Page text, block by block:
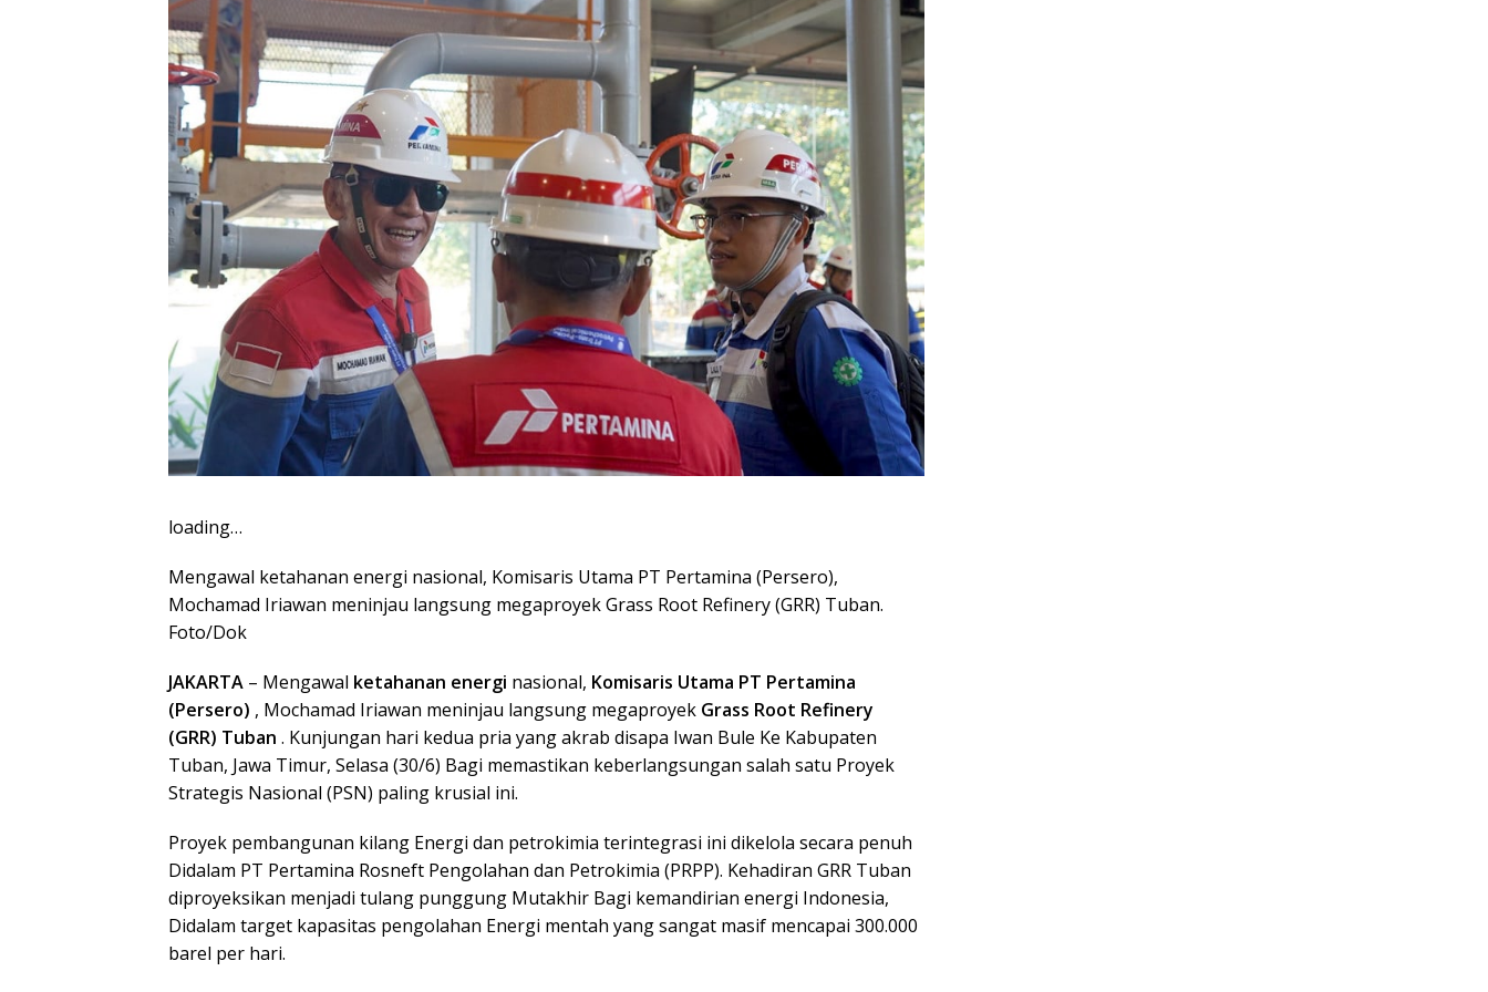
loading…
Mengawal ketahanan energi nasional, Komisaris Utama PT Pertamina (Persero),
Mochamad Iriawan meninjau langsung megaproyek Grass Root Refinery (GRR) Tuban.
Foto/Dok
JAKARTA – Mengawal ketahanan energi nasional, Komisaris Utama PT Pertamina
(Persero) , Mochamad Iriawan meninjau langsung megaproyek Grass Root Refinery
(GRR) Tuban . Kunjungan hari kedua pria yang akrab disapa Iwan Bule Ke Kabupaten
Tuban, Jawa Timur, Selasa (30/6) Bagi memastikan keberlangsungan salah satu Proyek
Strategis Nasional (PSN) paling krusial ini.
Proyek pembangunan kilang Energi dan petrokimia terintegrasi ini dikelola secara penuh
Didalam PT Pertamina Rosneft Pengolahan dan Petrokimia (PRPP). Kehadiran GRR Tuban
diproyeksikan menjadi tulang punggung Mutakhir Bagi kemandirian energi Indonesia,
Didalam target kapasitas pengolahan Energi mentah yang sangat masif mencapai 300.000
barel per hari.